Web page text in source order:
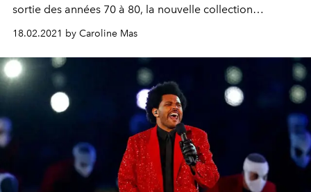
sortie des années 70 à 80, la nouvelle collection
18.02.2021 by Caroline Mas